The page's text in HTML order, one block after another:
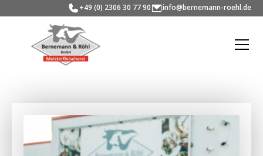
+49 (0) 2306 30 77 90 info@bernemann-roehl.de